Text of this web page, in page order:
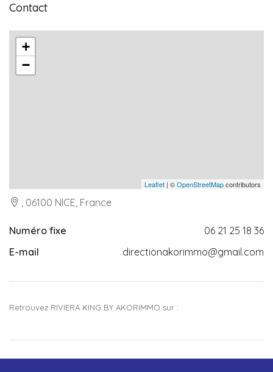
Contact
+
−
Leaflet | ©OpenStreetMapcontributors
, 06100 NICE, France
Numéro fixe
06 21 25 18 36
E-mail
directionakorimmo@gmail.com
Retrouvez RIVIERA KING BY AKORIMMO sur :